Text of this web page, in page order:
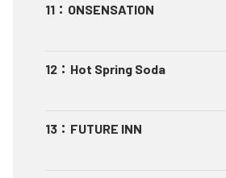
11 ： ONSENSATION
12 ： Hot Spring Soda
13 ： FUTURE INN